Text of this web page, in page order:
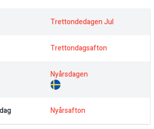
Trettondedagen Jul
Trettondagsafton
Nyårsdagen
Nyårsafton